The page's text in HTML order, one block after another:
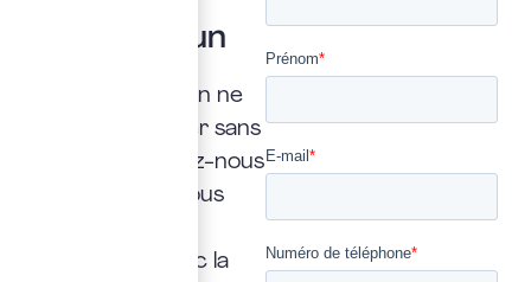
Posez là à un
Une interrogation ne
doit jamais rester sans
réponse. Confiez-nous
la vôtre : nous vous
rapidement, avec la